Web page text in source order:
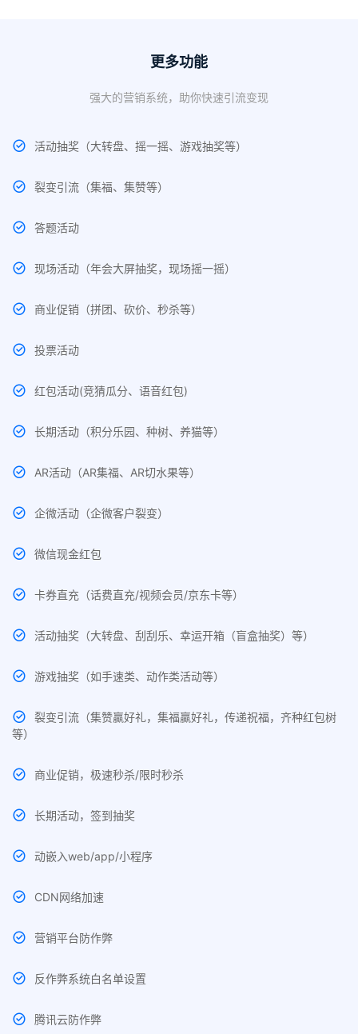
更多功能
强大的营销系统，助你快速引流变现
活动抽奖（大转盘、摇一摇、游戏抽奖等）
裂变引流（集福、集赞等）
答题活动
现场活动（年会大屏抽奖，现场摇一摇）
商业促销（拼团、砍价、秒杀等）
投票活动
红包活动(竞猜瓜分、语音红包)
长期活动（积分乐园、种树、养猫等）
AR活动（AR集福、AR切水果等）
企微活动（企微客户裂变）
微信现金红包
卡券直充（话费直充/视频会员/京东卡等）
活动抽奖（大转盘、刮刮乐、幸运开箱（盲盒抽奖）等）
游戏抽奖（如手速类、动作类活动等）
裂变引流（集赞贏好礼，集福贏好礼，传递祝福，齐种红包树
等）
商业促销，极速秒杀/限时秒杀
长期活动，签到抽奖
动嵌入web/app/小程序
CDN网络加速
营销平台防作弊
反作弊系统白名单设置
腾讯云防作弊